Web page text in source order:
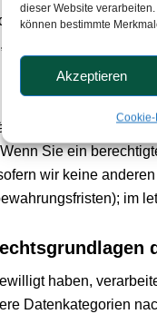
dieser Website
können bestimmte
Akzeptieren
juristische Person,
Mail-Adressen o. Ä.)
keine
Sie ein
wir keine
im
haben,
Datenkategorien